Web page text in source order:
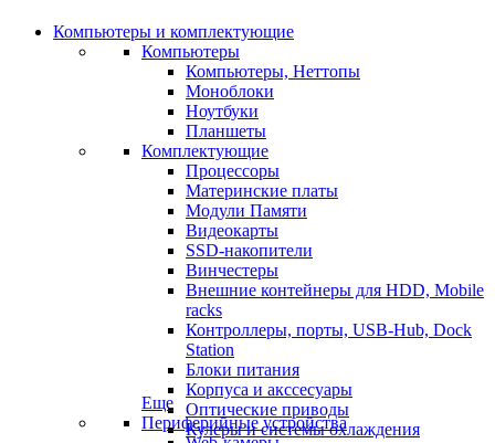
Компьютеры и комплектующие
Компьютеры
Компьютеры, Неттопы
Моноблоки
Ноутбуки
Планшеты
Комплектующие
Процессоры
Материнские платы
Модули Памяти
Видеокарты
SSD-накопители
Винчестеры
Внешние контейнеры для HDD, Mobile
racks
Контроллеры, порты, USB-Hub, Dock
Station
Блоки питания
Корпуса и акссесуары
Оптические приводы
Кулеры и системы охлаждения
Еще
Периферийные устройства